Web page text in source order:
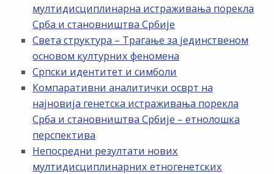
мултидисциплинарна истраживања порекла
Срба и становништва Србије
Света структура – Трагање за јединственом
основом културних феномена
Српски идентитет и симболи
Компаративни аналитички осврт на
најновија генетска истраживања порекла
Срба и становништва Србије – етнолошка
перспектива
Непосредни резултати нових
мултидисциплинарних етногенетских